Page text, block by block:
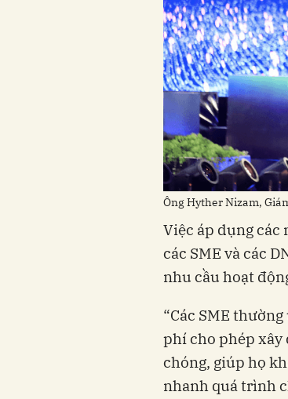
Ông Hyther Nizam,
Việc áp dụng các
các SME và các
nhu cầu hoạt
“Các SME
phí cho phép xây
chóng, giúp họ
nhanh quá trình